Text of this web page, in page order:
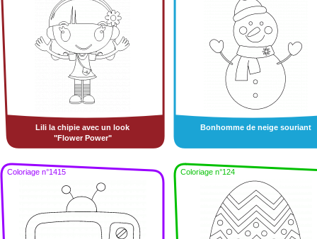
Lili la chipie avec un look
"Flower Power"
Bonhomme de neige souriant
Coloriage n°1415 Coloriage n°124